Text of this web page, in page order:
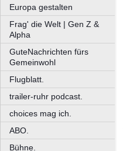
Europa gestalten
Frag' die Welt | Gen Z &
Alpha
GuteNachrichten fürs
Gemeinwohl
Flugblatt.
trailer-ruhr podcast.
choices mag ich.
ABO.
Bühne.